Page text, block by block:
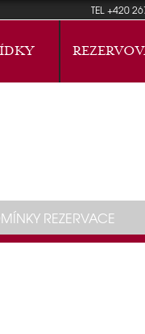
TEL+420
REZERVACE